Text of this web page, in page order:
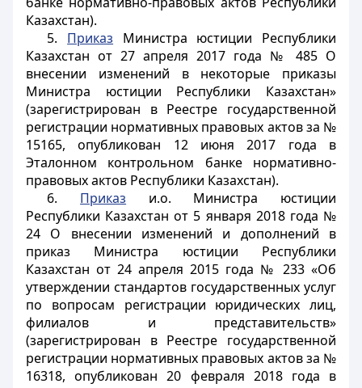
Казахстан).
5. Приказ Министра юстиции Республики
Казахстан от 27 апреля 2017 года № 485 О
внесении изменений в некоторые приказы
Министра юстиции Республики Казахстан»
(зарегистрирован в Реестре государственной
регистрации нормативных правовых актов за №
15165, опубликован 12 июня 2017 года в
Эталонном контрольном банке нормативно-
правовых актов Республики Казахстан).
6. Приказ и.о. Министра юстиции
Республики Казахстан от 5 января 2018 года №
24 О внесении изменений и дополнений в
приказ Министра юстиции Республики
Казахстан от 24 апреля 2015 года № 233 «Об
утверждении стандартов государственных услуг
по вопросам регистрации юридических лиц,
филиалов и представительств»
(зарегистрирован в Реестре государственной
регистрации нормативных правовых актов за №
16318, опубликован 20 февраля 2018 года в